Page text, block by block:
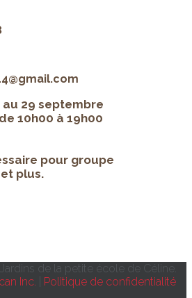
29 septembre
10h00 à 19h00
pour groupe
plus.
de la petite école de Céline.
Inc.
Politique de confidentialité